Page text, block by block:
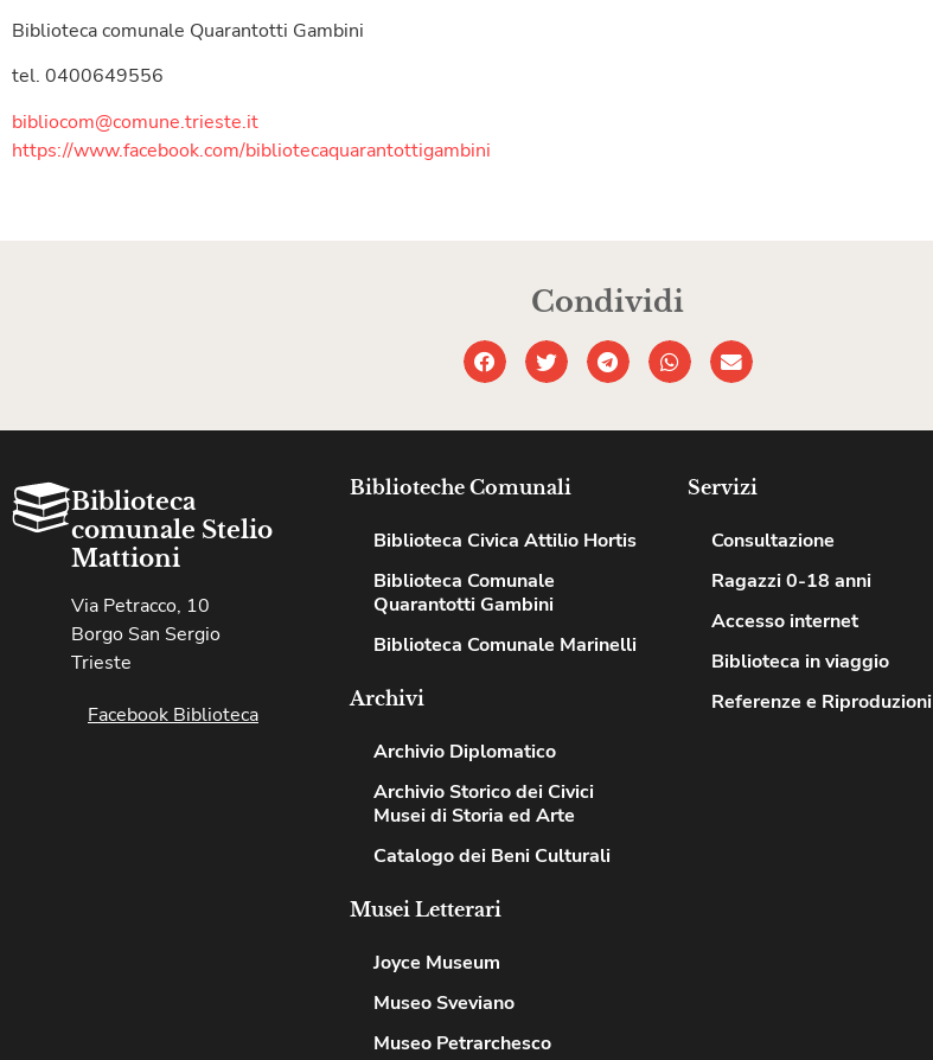
Biblioteca comunale Quarantotti Gambini
tel. 0400649556
bibliocom@comune.trieste.it
https://www.facebook.com/bibliotecaquarantottigambini
Condividi
Biblioteca
comunale Stelio
Mattioni
Via Petracco, 10
Borgo San Sergio
Trieste
Facebook Biblioteca
Biblioteche Comunali
Biblioteca Civica Attilio Hortis
Biblioteca Comunale
Quarantotti Gambini
Biblioteca Comunale Marinelli
Archivi
Archivio Diplomatico
Archivio Storico dei Civici
Musei di Storia ed Arte
Catalogo dei Beni Culturali
Musei Letterari
Joyce Museum
Museo Sveviano
Museo Petrarchesco
Servizi
Consultazione
Ragazzi 0-18 anni
Accesso internet
Biblioteca in viaggio
Referenze e Riproduzioni